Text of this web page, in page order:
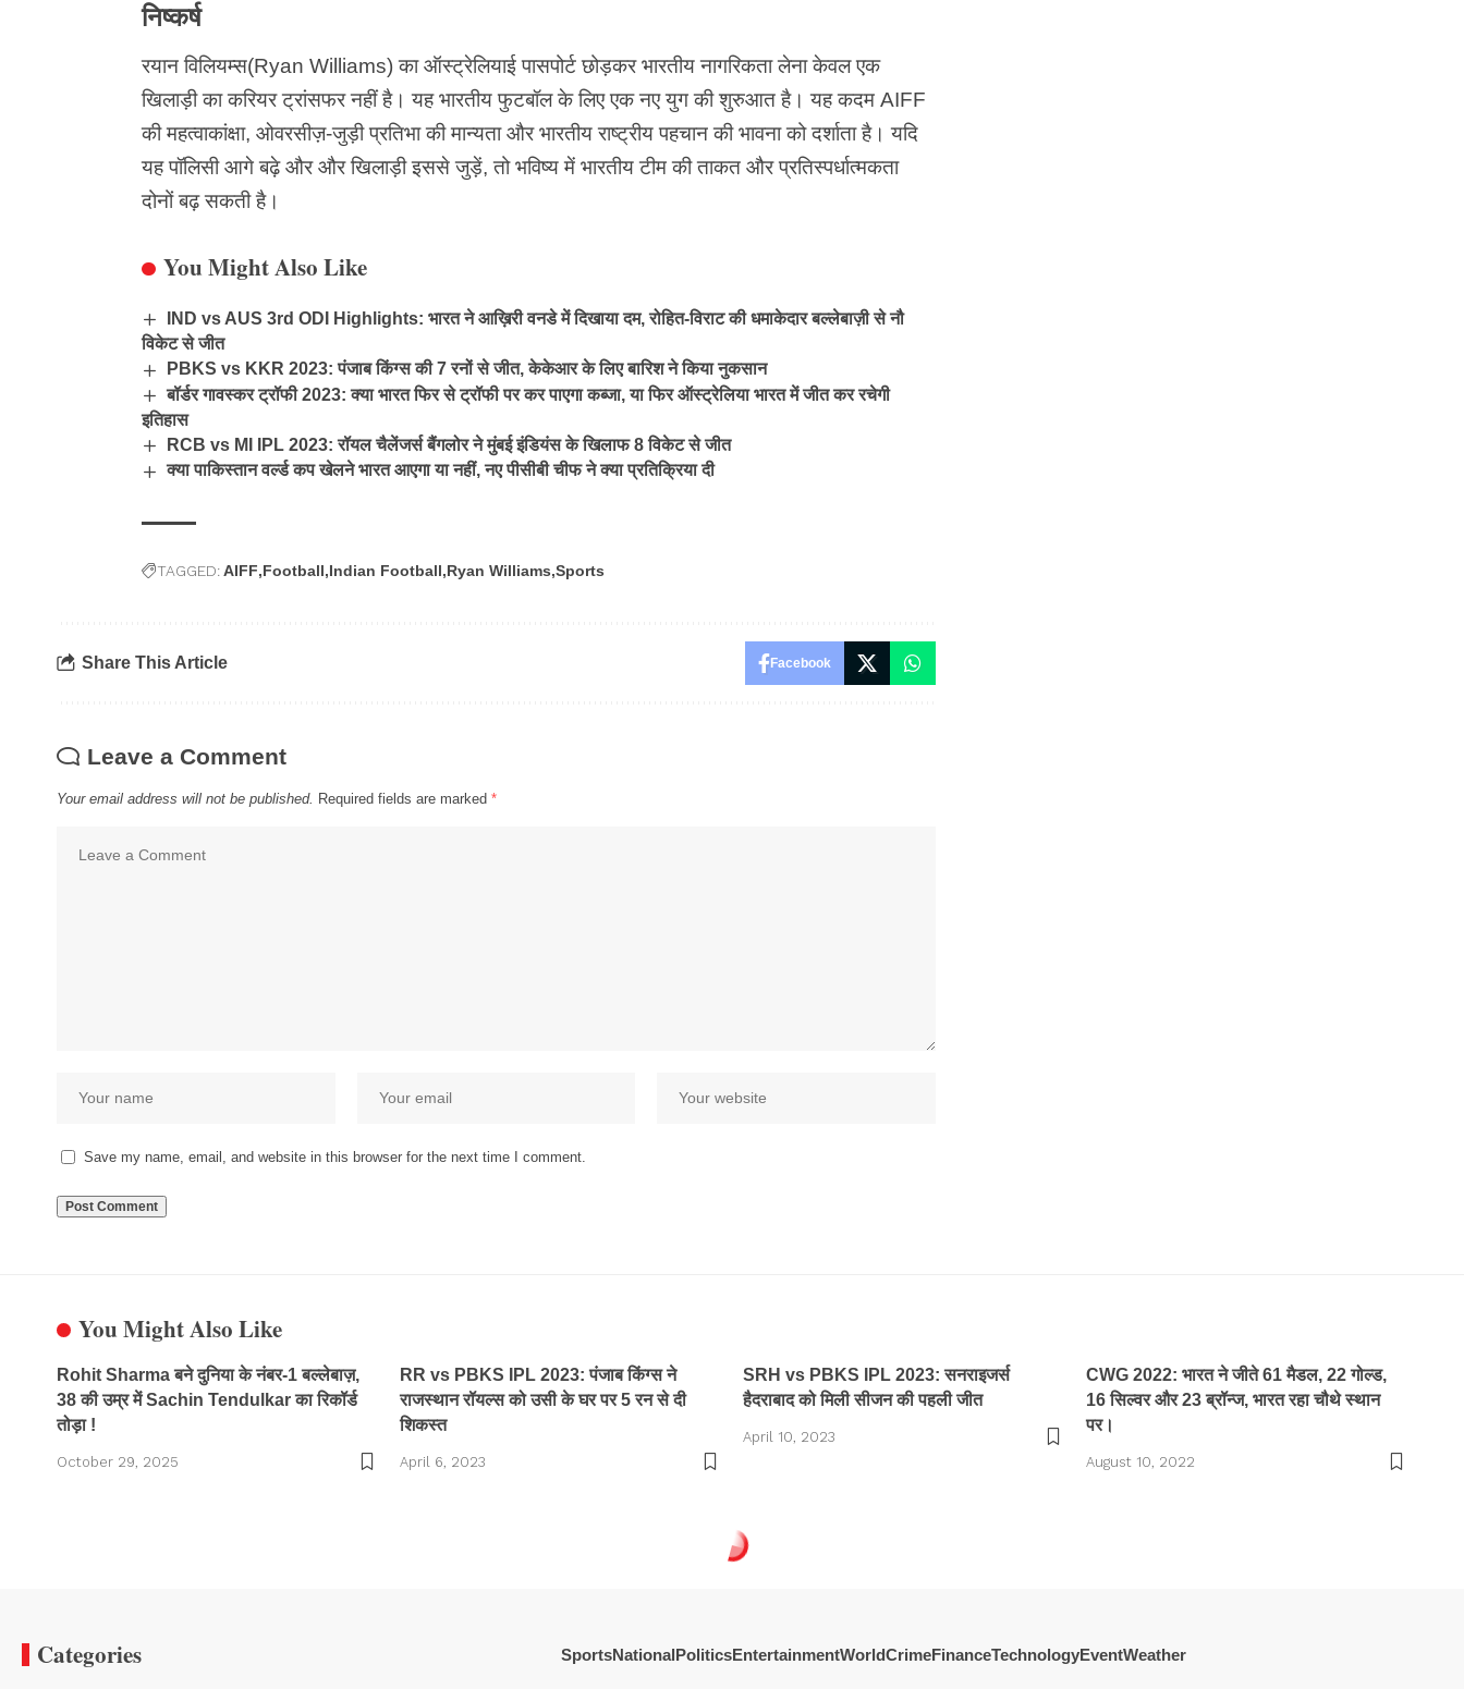
निष्कर्ष
रयान विलियम्स(Ryan Williams) का ऑस्ट्रेलियाई पासपोर्ट छोड़कर भारतीय नागरिकता लेना केवल एक
खिलाड़ी का करियर ट्रांसफर नहीं है। यह भारतीय फुटबॉल के लिए एक नए युग की शुरुआत है। यह कदम AIFF
की महत्वाकांक्षा, ओवरसीज़-जुड़ी प्रतिभा की मान्यता और भारतीय राष्ट्रीय पहचान की भावना को दर्शाता है। यदि
यह पॉलिसी आगे बढ़े और और खिलाड़ी इससे जुड़ें, तो भविष्य में भारतीय टीम की ताकत और प्रतिस्पर्धात्मकता
दोनों बढ़ सकती है।
You Might Also Like
IND vs AUS 3rd ODI Highlights: भारत ने आख़िरी वनडे में दिखाया दम, रोहित-विराट की धमाकेदार बल्लेबाज़ी से नौ
विकेट से जीत
PBKS vs KKR 2023: पंजाब किंग्स की 7 रनों से जीत, केकेआर के लिए बारिश ने किया नुकसान
बॉर्डर गावस्कर ट्रॉफी 2023: क्या भारत फिर से ट्रॉफी पर कर पाएगा कब्जा, या फिर ऑस्ट्रेलिया भारत में जीत कर रचेगी
इतिहास
RCB vs MI IPL 2023: रॉयल चैलेंजर्स बैंगलोर ने मुंबई इंडियंस के खिलाफ 8 विकेट से जीत
क्या पाकिस्तान वर्ल्ड कप खेलने भारत आएगा या नहीं, नए पीसीबी चीफ ने क्या प्रतिक्रिया दी
TAGGED:AIFF Football Indian Football Ryan Williams Sports
Share This Article Facebook
Leave a Comment
Your email address will not be published. Required fields are marked *
Save my name, email, and website in this browser for the next time I comment.
You Might Also Like
Rohit Sharma बने दुनिया के नंबर-1 बल्लेबाज़,
38 की उम्र में Sachin Tendulkar का रिकॉर्ड
तोड़ा !
October 29, 2025
RR vs PBKS IPL 2023: पंजाब किंग्स ने
राजस्थान रॉयल्स को उसी के घर पर 5 रन से दी
शिकस्त
April 6, 2023
SRH vs PBKS IPL 2023: सनराइजर्स
हैदराबाद को मिली सीजन की पहली जीत
April 10, 2023
CWG 2022: भारत ने जीते 61 मैडल, 22 गोल्ड,
16 सिल्वर और 23 ब्रॉन्ज, भारत रहा चौथे स्थान
पर।
August 10, 2022
Categories SportsNationalPoliticsEntertainmentWorldCrimeFinanceTechnologyEventWeather